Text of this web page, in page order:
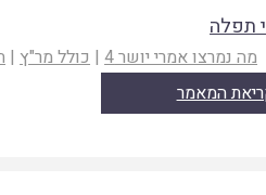
תפלה
מה נמרצו אמרי יושר 4 | כולל מר"ץ |
המאמר